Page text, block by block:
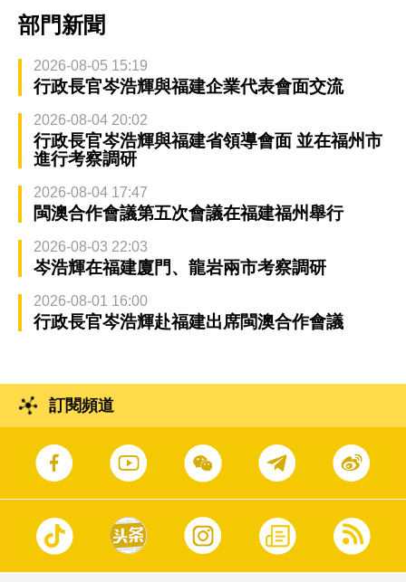
部門新聞
2026-08-05 15:19
行政長官岑浩輝與福建企業代表會面交流
2026-08-04 20:02
行政長官岑浩輝與福建省領導會面 並在福州市
進行考察調研
2026-08-04 17:47
閩澳合作會議第五次會議在福建福州舉行
2026-08-03 22:03
岑浩輝在福建廈門、龍岩兩市考察調研
2026-08-01 16:00
行政長官岑浩輝赴福建出席閩澳合作會議
訂閱頻道